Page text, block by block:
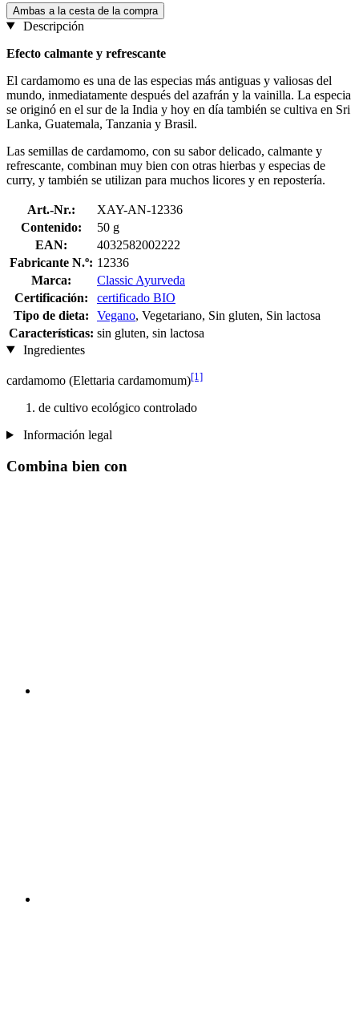
Ambas a la cesta de la compra
Descripción
Efecto calmante y refrescante
El cardamomo es una de las especias más antiguas y valiosas del
mundo, inmediatamente después del azafrán y la vainilla. La especia
se originó en el sur de la India y hoy en día también se cultiva en Sri
Lanka, Guatemala, Tanzania y Brasil.
Las semillas de cardamomo, con su sabor delicado, calmante y
refrescante, combinan muy bien con otras hierbas y especias de
curry, y también se utilizan para muchos licores y en repostería.
Art.-Nr.:
XAY-AN-12336
Contenido:
50 g
EAN:
4032582002222
Fabricante N.º: 12336
Marca:
Classic Ayurveda
Certificación:
certificado BIO
Tipo de dieta:
Vegano, Vegetariano, Sin gluten, Sin lactosa
Características: sin gluten, sin lactosa
Ingredientes
cardamomo (Elettaria cardamomum)[1]
de cultivo ecológico controlado
Información legal
Combina bien con